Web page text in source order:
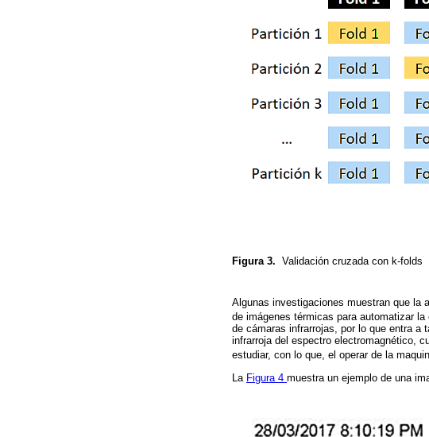
Figura 3. Validación cruzada con k-folds
Algunas investigaciones muestran que la
de imágenes térmicas para automatizar
de cámaras infrarrojas, por lo que entra a
infrarroja del espectro electromagnético,
estudiar, con lo que, el operar de la
La Figura 4 muestra un ejemplo de una